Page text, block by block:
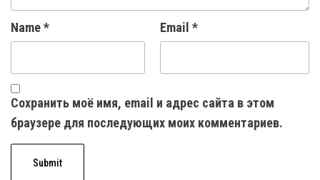
Name* Email *
Сохранить моё имя, email и адрес сайта в этом
браузере для последующих моих комментариев.